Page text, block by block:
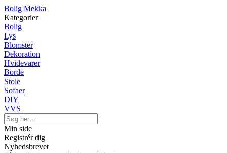
Bolig Mekka
Kategorier
Bolig
Lys
Blomster
Dekoration
Hvidevarer
Borde
Stole
Sofaer
DIY
VVS
Min side
Registrér dig
Nyhedsbrevet